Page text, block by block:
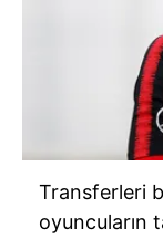
Transferleri
oyuncuların